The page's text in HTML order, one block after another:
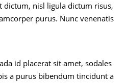
dictum, nisl ligula dictum risus,
purus. Nunc venenatis
id placerat sit amet, sodales
a purus bibendum tincidunt a